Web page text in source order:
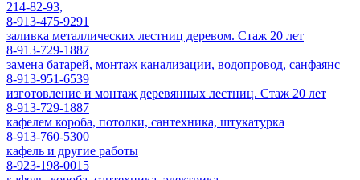
214-82-93,
8-913-475-9291
заливка металлических лестниц деревом. Стаж 20 лет
8-913-729-1887
замена батарей, монтаж канализации, водопровод, санфаянс
8-913-951-6539
изготовление и монтаж деревянных лестниц. Стаж 20 лет
8-913-729-1887
кафелем короба, потолки, сантехника, штукатурка
8-913-760-5300
кафель и другие работы
8-923-198-0015